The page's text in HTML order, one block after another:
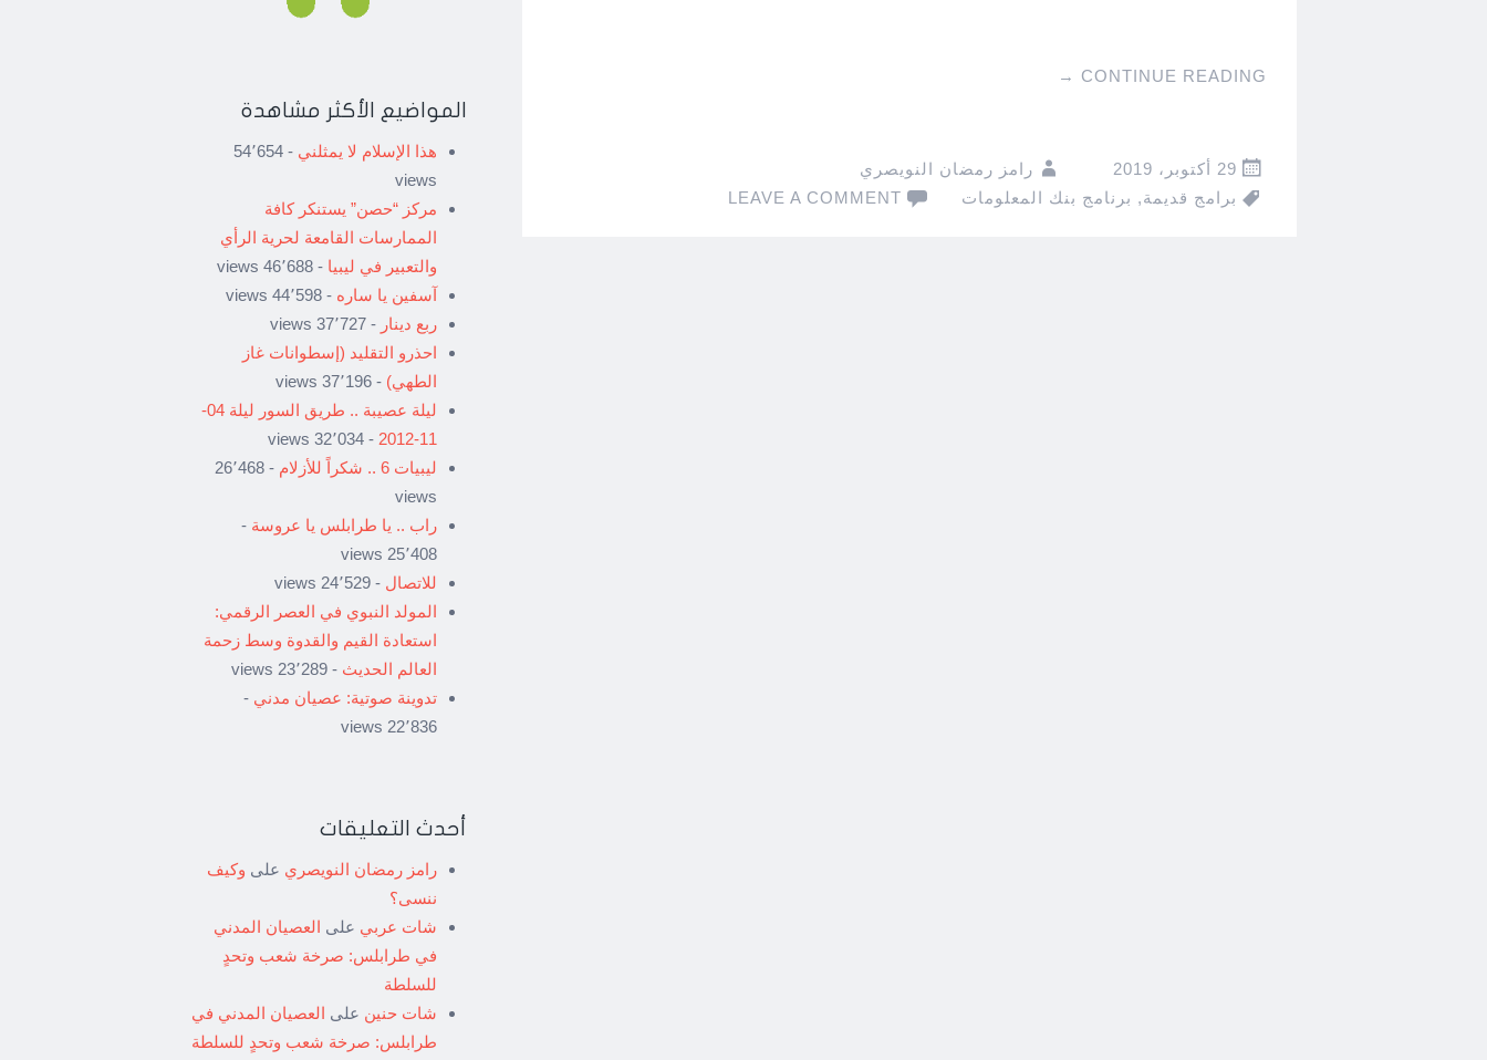
CONTINUE READING
→
29 أكتوبر، 2019
رامز رمضان النويصري
برامج قديمة, برنامج بنك المعلومات LEAVE A COMMENT
المواضيع الأكثر مشاهدة
هذا الإسلام لا يمثلني
- 54٬654
views
مركز “حصن” يستنكر كافة
الممارسات القامعة لحرية الرأي
والتعبير في ليبيا - 46٬688 views
آسفين يا ساره - 44٬598 views
ربع دينار - 37٬727 views
احذرو التقليد (إسطوانات غاز
الطهي) - 37٬196 views
ليلة عصيبة .. طريق السور ليلة 04-
11-2012
- 32٬034 views
ليبيات 6 .. شكراً للأزلام
- 26٬468
views
راب .. يا طرابلس يا عروسة -
25٬408 views
للاتصال - 24٬529 views
المولد النبوي في العصر الرقمي:
استعادة القيم والقدوة وسط زحمة
العالم الحديث - 23٬289 views
تدوينة صوتية: عصيان مدني -
22٬836 views
أحدث التعليقات
رامز رمضان النويصري على وكيف
ننسى؟
شات عربي على العصيان المدني
في طرابلس: صرخة شعب وتحدٍ
للسلطة
شات حنين على العصيان المدني في
طرابلس: صرخة شعب وتحدٍ للسلطة